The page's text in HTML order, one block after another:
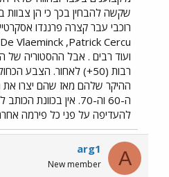
שקשה להבחין בכך כי הן צבוות
ועוד רבים . אבל ההסטוריה
רבות (50+) לאחור. הצבע
ההיקר שלהם מאז שהם יצרו את
ה-60 וה-70. אין
להעדיפה על פני כל פירמה
A
arg1
New member